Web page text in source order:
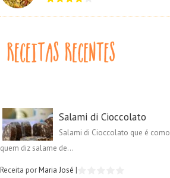
Salami di Cioccolato
Salami di Cioccolato que é como
quem diz salame de...
Receita porMaria José |